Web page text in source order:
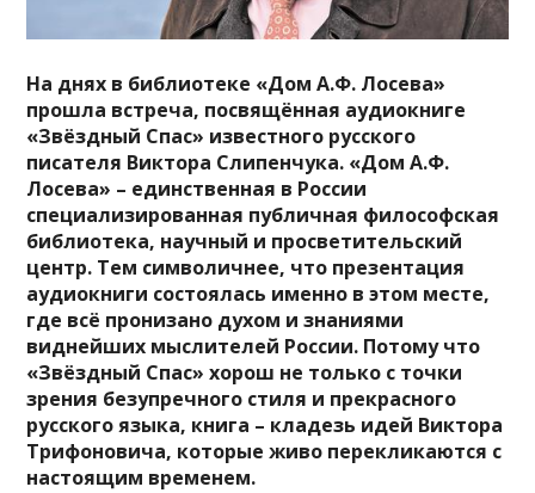
На днях в библиотеке «Дом А.Ф. Лосева»
прошла встреча, посвящённая аудиокниге
«Звёздный Спас» известного русского
писателя Виктора Слипенчука. «Дом А.Ф.
Лосева» – единственная в России
специализированная публичная философская
библиотека, научный и просветительский
центр. Тем символичнее, что презентация
аудиокниги состоялась именно в этом месте,
где всё пронизано духом и знаниями
виднейших мыслителей России. Потому что
«Звёздный Спас» хорош не только с точки
зрения безупречного стиля и прекрасного
русского языка, книга – кладезь идей Виктора
Трифоновича, которые живо перекликаются с
настоящим временем.